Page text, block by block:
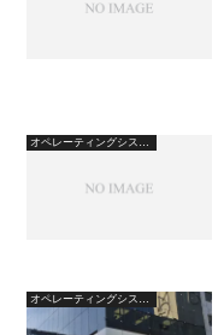
オペレーティングシステム